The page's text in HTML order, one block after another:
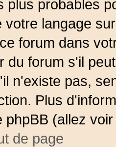
plus probables
votre langage
forum dans
du forum s'il
n'existe pas,
Plus
phpBB (allez
de page